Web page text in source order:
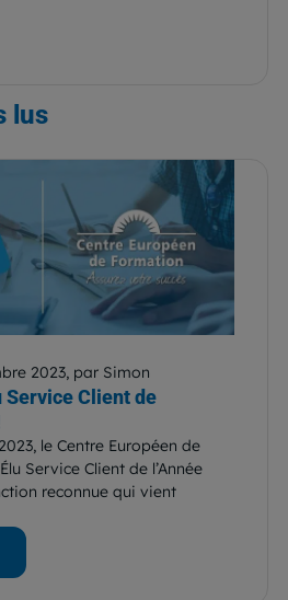
lus
2023, par Simon
Service Client de
le Centre Européen de
Service Client de l’Année
reconnue qui vient